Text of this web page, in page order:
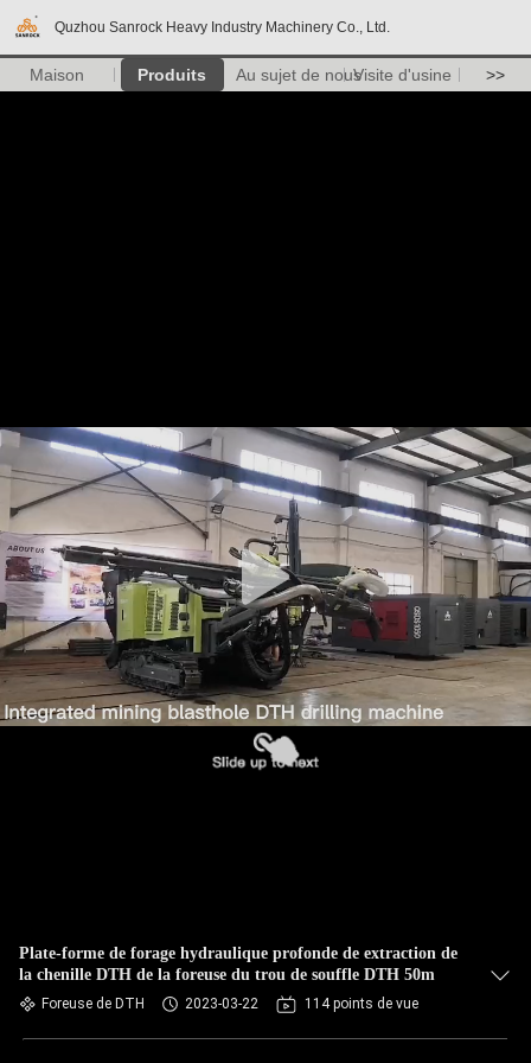
Quzhou Sanrock Heavy Industry Machinery Co., Ltd.
Maison Produits Au sujet de nousVisite d'usine >>
Plate-forme de forage hydraulique profonde de extraction de
la chenille DTH de la foreuse du trou de souffle DTH 50m
Foreuse de DTH 2023-03-22 114 points de vue